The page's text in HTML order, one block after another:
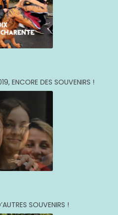
ENCORE DES SOUVENIRS !
SOUVENIRS !